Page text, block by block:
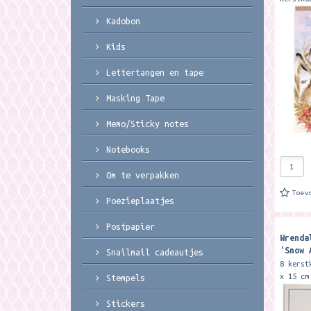
de
staat
robin
8
x 15
These
Kadobon
Kids
Lettertangen en tape
Masking Tape
Memo/Sticky notes
Notebooks
Om te verpakken
Poëzieplaatjes
Postpapier
Snailmail cadeautjes
Stempels
Stickers